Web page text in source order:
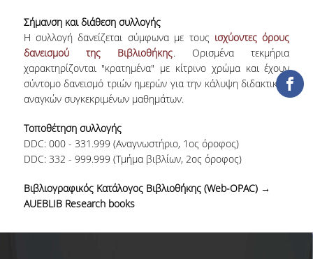
ΥΠΗΡΕΣΙΕΣ
ΑΝΑΓΝΩΣΤΗΡΙΟ
ΔΙΑΔΑΝΕΙΣΜΟΣ
Σήμανση και διάθεση συλλογής
Η συλλογή δανείζεται σύμφωνα με τους ισχύοντες όρους
δανεισμού της Βιβλιοθήκης. Ορισμένα τεκμήρια
χαρακτηρίζονται "κρατημένα" με κίτρινο χρώμα και έχουν
σύντομο δανεισμό τριών ημερών για την κάλυψη διδακτικών
αναγκών συγκεκριμένων μαθημάτων.
Τοποθέτηση συλλογής
DDC: 000 - 331.999 (Αναγνωστήριο, 1ος όροφος)
DDC: 332 - 999.999 (Τμήμα βιβλίων, 2ος όροφος)
Βιβλιογραφικός Κατάλογος Βιβλιοθήκης (Web-OPAC) →
AUEBLIB Research books